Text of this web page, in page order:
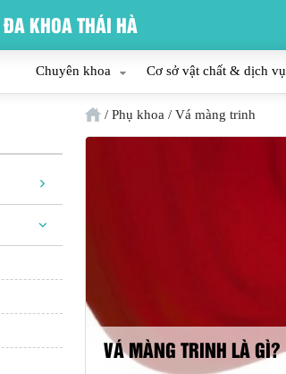
KHOA THÁI HÀ
Chuyên khoa Cơ sở vật chất & dịch vụ
/ Phụ khoa / Vá màng trinh
VÁ MÀNG TRINH LÀ GÌ?